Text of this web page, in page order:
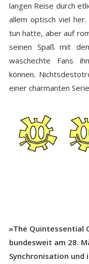
langen Reise durch
allem optisch viel
tun hatte, aber auf
seinen Spaß mit
waschechte Fans
können.
einer charmanten
»The Quintessential
bundesweit am 28.
Synchronisation